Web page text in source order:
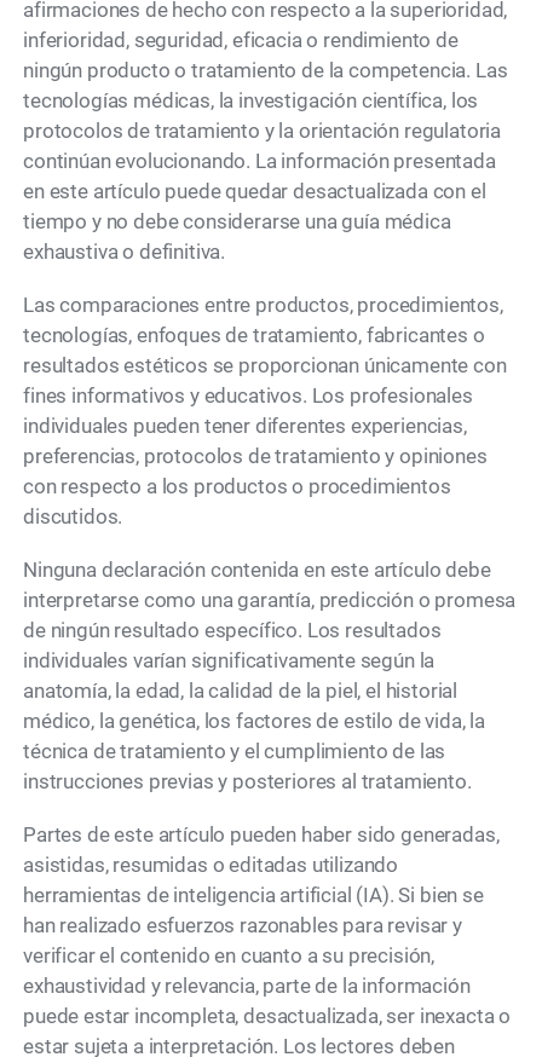
afirmaciones de hecho con respecto a la superioridad,
inferioridad, seguridad, eficacia o rendimiento de
ningún producto o tratamiento de la competencia. Las
tecnologías médicas, la investigación científica, los
protocolos de tratamiento y la orientación regulatoria
continúan evolucionando. La información presentada
en este artículo puede quedar desactualizada con el
tiempo y no debe considerarse una guía médica
exhaustiva o definitiva.
Las comparaciones entre productos, procedimientos,
tecnologías, enfoques de tratamiento, fabricantes o
resultados estéticos se proporcionan únicamente con
fines informativos y educativos. Los profesionales
individuales pueden tener diferentes experiencias,
preferencias, protocolos de tratamiento y opiniones
con respecto a los productos o procedimientos
discutidos.
Ninguna declaración contenida en este artículo debe
interpretarse como una garantía, predicción o promesa
de ningún resultado específico. Los resultados
individuales varían significativamente según la
anatomía, la edad, la calidad de la piel, el historial
médico, la genética, los factores de estilo de vida, la
técnica de tratamiento y el cumplimiento de las
instrucciones previas y posteriores al tratamiento.
Partes de este artículo pueden haber sido generadas,
asistidas, resumidas o editadas utilizando
herramientas de inteligencia artificial (IA). Si bien se
han realizado esfuerzos razonables para revisar y
verificar el contenido en cuanto a su precisión,
exhaustividad y relevancia, parte de la información
puede estar incompleta, desactualizada, ser inexacta o
estar sujeta a interpretación. Los lectores deben